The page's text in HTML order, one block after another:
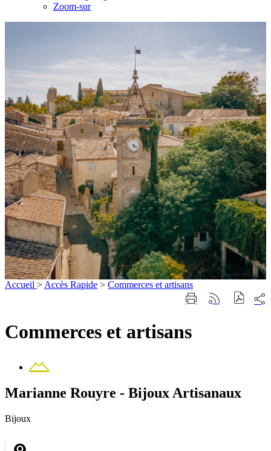
Zoom-sur
Accueil > Accès Rapide > Commerces et artisans
ImprimerGénérer
sur
Commerces et artisans
Contact
Marianne Rouyre - Bijoux Artisanaux
Bijoux